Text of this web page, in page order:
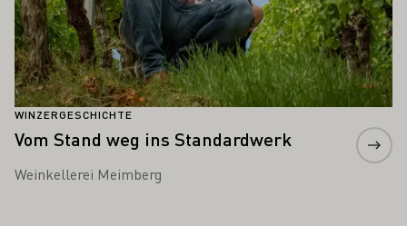
WINZERGESCHICHTE
Vom Stand weg ins Standardwerk
Weinkellerei Meimberg